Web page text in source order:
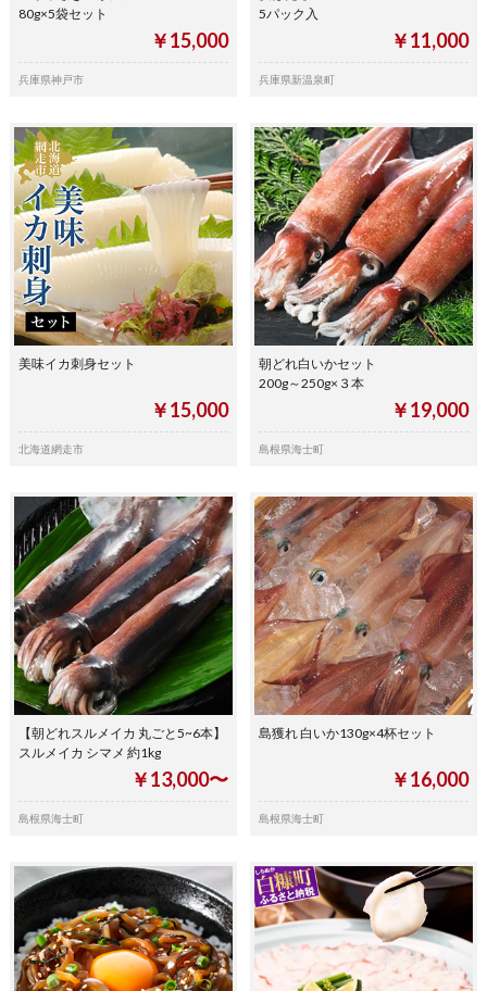
80g×5袋セット
￥15,000
兵庫県神戸市
5パック入
￥11,000
兵庫県新温泉町
美味イカ刺身セット
￥15,000
北海道網走市
朝どれ白いかセット
200g～250g×３本
￥19,000
島根県海士町
【朝どれスルメイカ 丸ごと5~6本】
スルメイカ シマメ 約1kg
￥13,000〜
島根県海士町
島獲れ 白いか130g×4杯セット
￥16,000
島根県海士町